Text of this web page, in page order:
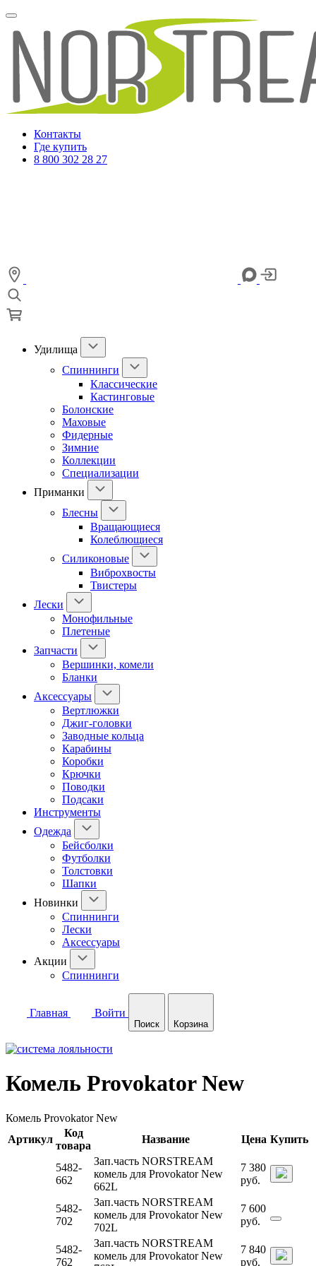
Контакты
Где купить
8 800 302 28 27
Удилища
Спиннинги
Классические
Кастинговые
Болонские
Маховые
Фидерные
Зимние
Коллекции
Специализации
Приманки
Блесны
Вращающиеся
Колеблющиеся
Силиконовые
Виброхвосты
Твистеры
Лески
Монофильные
Плетеные
Запчасти
Вершинки, комели
Бланки
Аксессуары
Вертлюжки
Джиг-головки
Заводные кольца
Карабины
Коробки
Крючки
Поводки
Подсаки
Инструменты
Одежда
Бейсболки
Футболки
Толстовки
Шапки
Новинки
Спиннинги
Лески
Аксессуары
Акции
Спиннинги
Главная Войти
Поиск Корзина
Комель Provokator New
Комель Provokator New
Артикул
Код
товара
Название Цена Купить
5482-
662
Зап.часть NORSTREAM
комель для Provokator New
662L
7 380
руб.
5482-
702
Зап.часть NORSTREAM
комель для Provokator New
702L
7 600
руб.
5482-
762
Зап.часть NORSTREAM
комель для Provokator New
7 840
руб.